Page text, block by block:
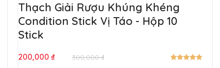
Thạch Giải Rượu Khúng Khéng
Condition Stick Vị Táo - Hộp 10
Stick
200,000 ₫
300,000 ₫